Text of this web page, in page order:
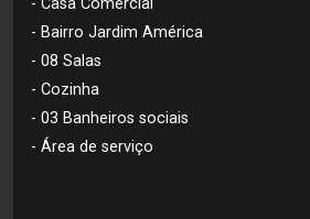
- Casa Comercial
- Bairro Jardim América
- 08 Salas
- Cozinha
- 03 Banheiros sociais
- Área de serviço